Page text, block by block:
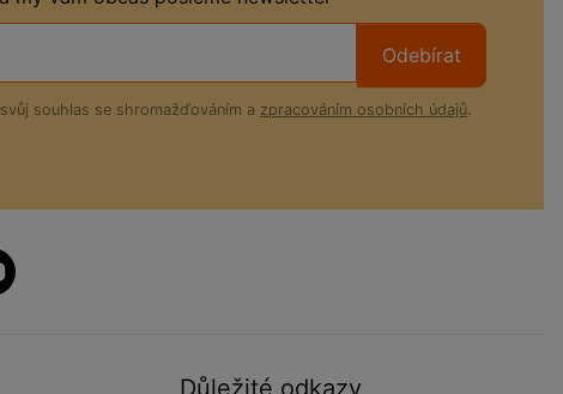
Odebírat
souhlas se shromažďováním a zpracováním osobních údajů.
Důležité odkazy